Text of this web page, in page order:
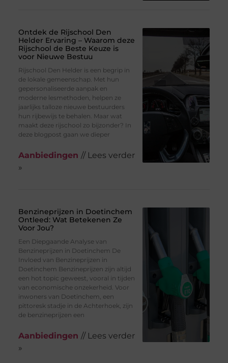
Ontdek de Rijschool Den
Helder Ervaring – Waarom deze
Rijschool de Beste Keuze is
voor Nieuwe Bestuu
Rijschool Den Helder is een begrip in
de lokale gemeenschap. Met hun
gepersonaliseerde aanpak en
moderne lesmethoden, helpen ze
jaarlijks talloze nieuwe bestuurders
hun rijbewijs te behalen. Maar wat
maakt deze rijschool zo bijzonder? In
deze blogpost gaan we dieper
Aanbiedingen // Lees verder
»
Benzineprijzen in Doetinchem
Ontleed: Wat Betekenen Ze
Voor Jou?
Een Diepgaande Analyse van
Benzineprijzen in Doetinchem De
Invloed van Benzineprijzen in
Doetinchem Benzineprijzen zijn altijd
een hot topic geweest, vooral in tijden
van economische onzekerheid. Voor
inwoners van Doetinchem, een
pittoresk stadje in de Achterhoek, zijn
de benzineprijzen een
Aanbiedingen // Lees verder
»